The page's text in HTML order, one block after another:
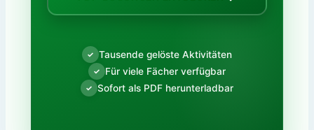
✓ Tausende gelöste Aktivitäten
✓ Für viele Fächer verfügbar
✓ Sofort als PDF herunterladbar